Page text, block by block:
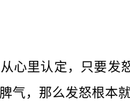
心里认定，只要发
气，那么发怒根本就